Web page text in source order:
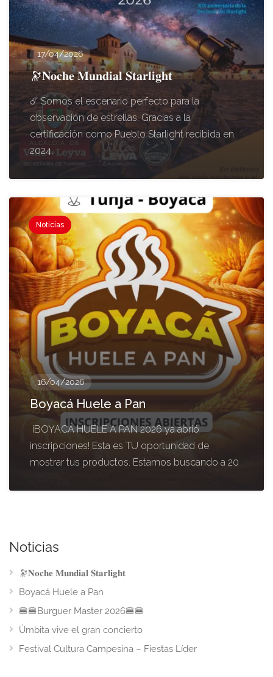
17/04/2026
🔭𝐍𝐨𝐜𝐡𝐞 𝐌𝐮𝐧𝐝𝐢𝐚𝐥 𝐒𝐭𝐚𝐫𝐥𝐢𝐠𝐡𝐭
☄️ Somos el escenario perfecto para la
observación de estrellas. Gracias a la
certificación como Pueblo Starlight recibida en
2024,
Noticias
16/04/2026
Boyacá Huele a Pan
¡BOYACÁ HUELE A PAN 2026 ya abrió
inscripciones! Esta es TU oportunidad de
mostrar tus productos. Estamos buscando a 20
Noticias
🔭𝐍𝐨𝐜𝐡𝐞 𝐌𝐮𝐧𝐝𝐢𝐚𝐥 𝐒𝐭𝐚𝐫𝐥𝐢𝐠𝐡𝐭
Boyacá Huele a Pan
🍔🍔Burguer Master 2026🍔🍔
Úmbita vive el gran concierto
Festival Cultura Campesina – Fiestas Líder